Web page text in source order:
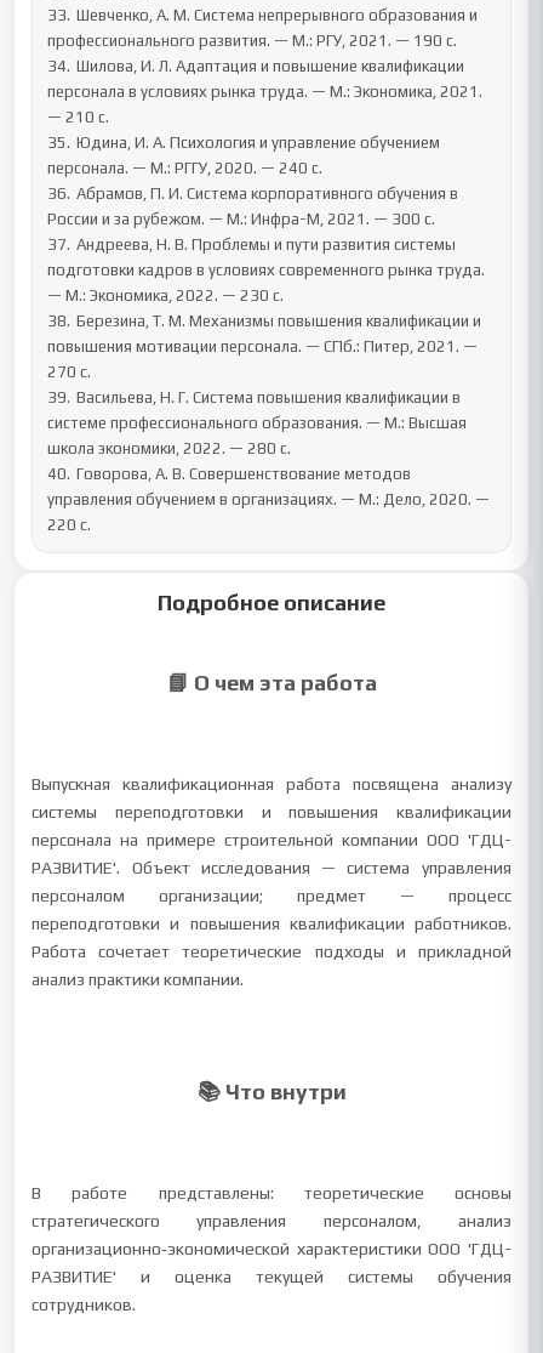
33.	Шевченко, А. М. Система непрерывного образования и
профессионального развития. — М.: РГУ, 2021. — 190 с.
34.	Шилова, И. Л. Адаптация и повышение квалификации
персонала в условиях рынка труда. — М.: Экономика, 2021.
— 210 с.
35.	Юдина, И. А. Психология и управление обучением
персонала. — М.: РГГУ, 2020. — 240 с.
36.	Абрамов, П. И. Система корпоративного обучения в
России и за рубежом. — М.: Инфра-М, 2021. — 300 с.
37.	Андреева, Н. В. Проблемы и пути развития системы
подготовки кадров в условиях современного рынка труда.
— М.: Экономика, 2022. — 230 с.
38.	Березина, Т. М. Механизмы повышения квалификации и
повышения мотивации персонала. — СПб.: Питер, 2021. —
270 с.
39.	Васильева, Н. Г. Система повышения квалификации в
системе профессионального образования. — М.: Высшая
школа экономики, 2022. — 280 с.
40.	Говорова, А. В. Совершенствование методов
управления обучением в организациях. — М.: Дело, 2020. —
220 с.
Подробное описание
📘 О чем эта работа
Выпускная квалификационная работа посвящена анализу
системы переподготовки и повышения квалификации
персонала на примере строительной компании ООО 'ГДЦ-
РАЗВИТИЕ'. Объект исследования — система управления
персоналом организации; предмет — процесс
переподготовки и повышения квалификации работников.
Работа сочетает теоретические подходы и прикладной
анализ практики компании.
📚 Что внутри
В работе представлены: теоретические основы
стратегического управления персоналом, анализ
организационно‑экономической характеристики ООО 'ГДЦ-
РАЗВИТИЕ' и оценка текущей системы обучения
сотрудников.